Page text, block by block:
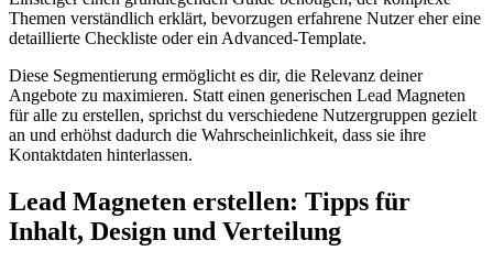
Themen verständlich erklärt, bevorzugen erfahrene Nutzer eher eine
detaillierte Checkliste oder ein Advanced-Template.
Diese Segmentierung ermöglicht es dir, die Relevanz deiner
Angebote zu maximieren. Statt einen generischen Lead Magneten
für alle zu erstellen, sprichst du verschiedene Nutzergruppen gezielt
an und erhöhst dadurch die Wahrscheinlichkeit, dass sie ihre
Kontaktdaten hinterlassen.
Lead Magneten erstellen: Tipps für
Inhalt, Design und Verteilung